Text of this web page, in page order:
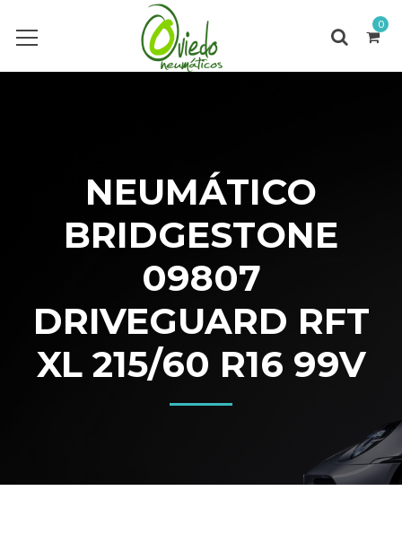
0
NEUMÁTICO
BRIDGESTONE
09807
DRIVEGUARD RFT
XL 215/60 R16 99V